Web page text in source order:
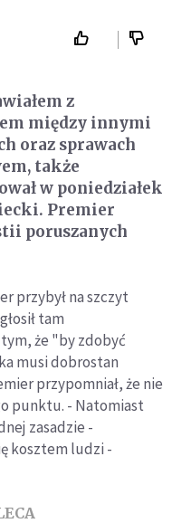
z
między innymi
oraz sprawach
także
w poniedziałek
Premier
poruszanych
przybył na szczyt
tam
że "by zdobyć
musi dobrostan
przypomniał, że nie
punktu. - Natomiast
zasadzie -
kosztem ludzi -